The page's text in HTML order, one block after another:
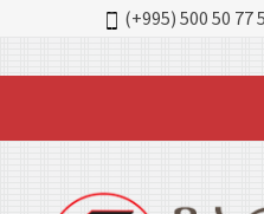
(+995) 500 50 77